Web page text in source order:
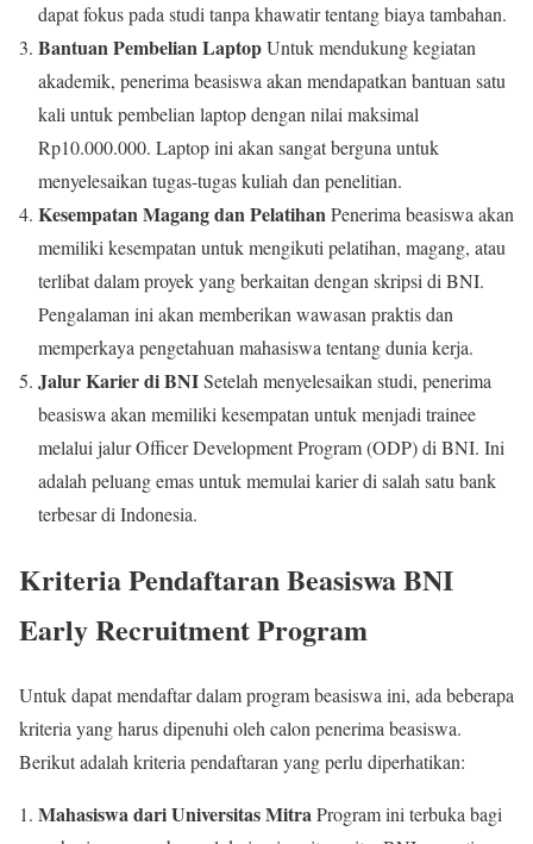
dapat fokus pada studi tanpa khawatir tentang biaya tambahan.
Bantuan Pembelian LaptopUntuk mendukung kegiatan
akademik, penerima beasiswa akan mendapatkan bantuan satu
kali untuk pembelian laptop dengan nilai maksimal
Rp10.000.000. Laptop ini akan sangat berguna untuk
menyelesaikan tugas-tugas kuliah dan penelitian.
Kesempatan Magang dan PelatihanPenerima beasiswa akan
memiliki kesempatan untuk mengikuti pelatihan, magang, atau
terlibat dalam proyek yang berkaitan dengan skripsi di BNI.
Pengalaman ini akan memberikan wawasan praktis dan
memperkaya pengetahuan mahasiswa tentang dunia kerja.
Jalur Karier di BNISetelah menyelesaikan studi, penerima
beasiswa akan memiliki kesempatan untuk menjadi trainee
melalui jalur Officer Development Program (ODP) di BNI. Ini
adalah peluang emas untuk memulai karier di salah satu bank
terbesar di Indonesia.
Kriteria Pendaftaran Beasiswa BNI
Early Recruitment Program
Untuk dapat mendaftar dalam program beasiswa ini, ada beberapa
kriteria yang harus dipenuhi oleh calon penerima beasiswa.
Berikut adalah kriteria pendaftaran yang perlu diperhatikan:
Mahasiswa dari Universitas MitraProgram ini terbuka bagi